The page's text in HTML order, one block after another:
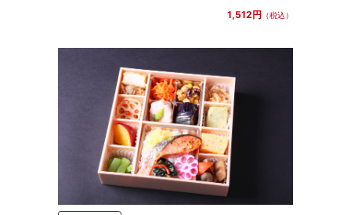
1,512円 （税込）